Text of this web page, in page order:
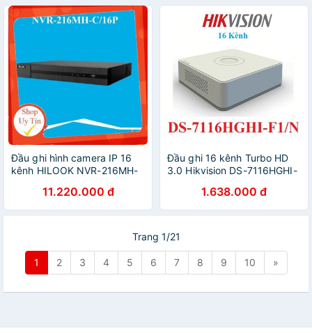
Đầu ghi hình camera IP 16
kênh HILOOK NVR-216MH-
Hàng chính hãng
11.220.000 đ
Đầu ghi 16 kênh Turbo HD
3.0 Hikvision DS-7116HGHI-
1.638.000 đ
Trang 1/21
1 2 3 4 5 6 7 8 9 10 »